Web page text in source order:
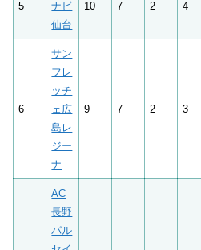
5
ナビ
仙台
10 7 2 4
6
サン
フレ
ッチ
ェ広
島レ
ジー
ナ
9 7 2 3
AC
長野
パル